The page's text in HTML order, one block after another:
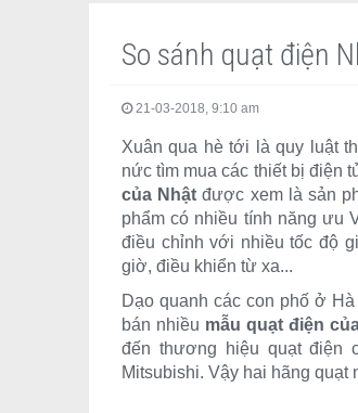
So sánh quạt điện
21-03-2018, 9:10 am
Xuân qua hè tới là quy luật
nức tìm mua các thiết bị điện
của Nhật được xem là sản
phẩm có nhiều tính năng ưu
điều chỉnh với nhiều tốc độ
giờ, điều khiển từ xa...
Dạo quanh các con phố ở
bán nhiều mẫu quạt điện
đến thương hiệu quạt điện
Mitsubishi. Vậy hai hãng